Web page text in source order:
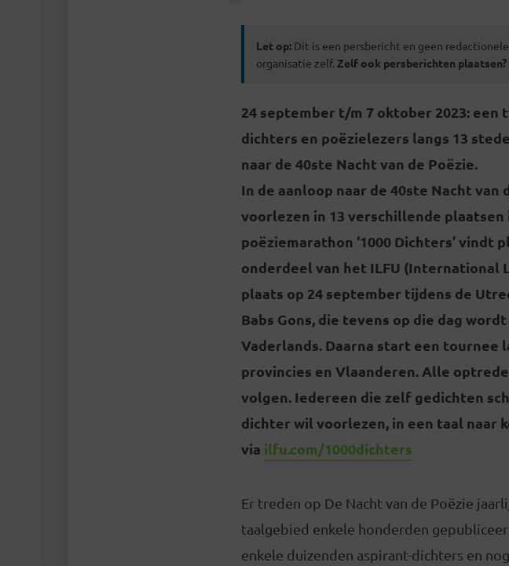
Let op: Dit is een persbericht en geen
organisatie zelf. Zelf ook persberichten plaatsen?
24 september t/m 7 oktober 2023: een
dichters en poëzielezers langs 13
naar de 40ste Nacht van de Poëzie.
In de aanloop naar de 40ste Nacht
voorlezen in 13 verschillende
poëziemarathon ‘1000 Dichters’ vindt
onderdeel van het ILFU
plaats op 24 september tijdens de
Babs Gons, die tevens op die dag
Vaderlands. Daarna start een tournee
provincies en Vlaanderen. Alle
volgen. Iedereen die zelf gedichten
dichter wil voorlezen, in een taal naar
via ilfu.com/1000dichters
Er treden op De Nacht van de Poëzie
taalgebied enkele honderden
enkele duizenden aspirant-dichters en